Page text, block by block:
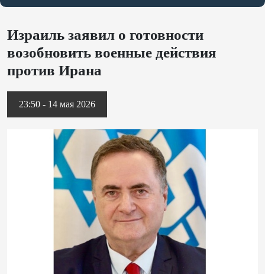
Израиль заявил о готовности
возобновить военные действия
против Ирана
23:50 - 14 мая 2026